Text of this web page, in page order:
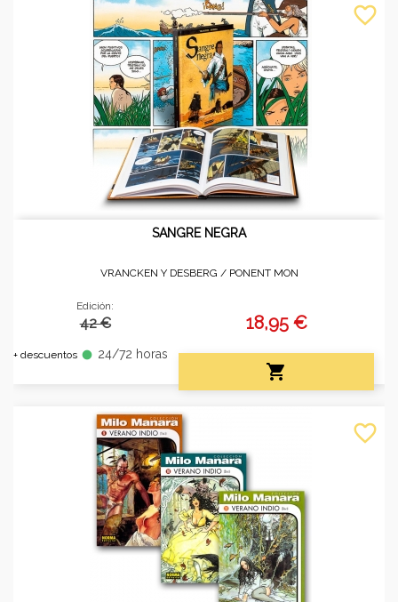
SANGRE NEGRA
VRANCKEN Y DESBERG / PONENT MON
Edición:
42 €
+ descuentos fiber_manual_record 24/72 horas
18,95 €

favorite_border
favorite_border